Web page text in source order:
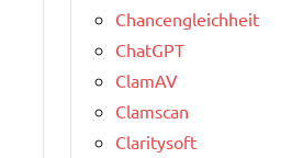
Chancengleichheit
ChatGPT
ClamAV
Clamscan
Claritysoft